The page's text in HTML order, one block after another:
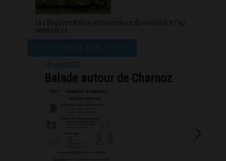
Les Brigades Nature interviendront du mercredi 07 au
vendredi 16 . . .
Balade autour de Charnoz